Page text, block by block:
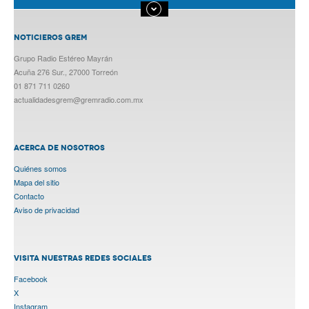
NOTICIEROS GREM
Grupo Radio Estéreo Mayrán
Acuña 276 Sur., 27000 Torreón
01 871 711 0260
actualidadesgrem@gremradio.com.mx
ACERCA DE NOSOTROS
Quiénes somos
Mapa del sitio
Contacto
Aviso de privacidad
VISITA NUESTRAS REDES SOCIALES
Facebook
X
Instagram